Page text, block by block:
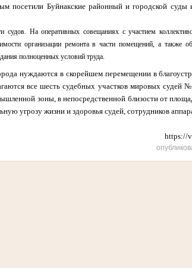
посетили Буйнакские районный и городской
судов. На оперативных совещаниях с участием
организации ремонта в части помещений, а
полноценных условий труда.
нуждаются в скорейшем перемещении в
все шесть судебных участков мировых
зоны, в непосредственной близости от
угрозу жизни и здоровья судей, сотрудников
https://